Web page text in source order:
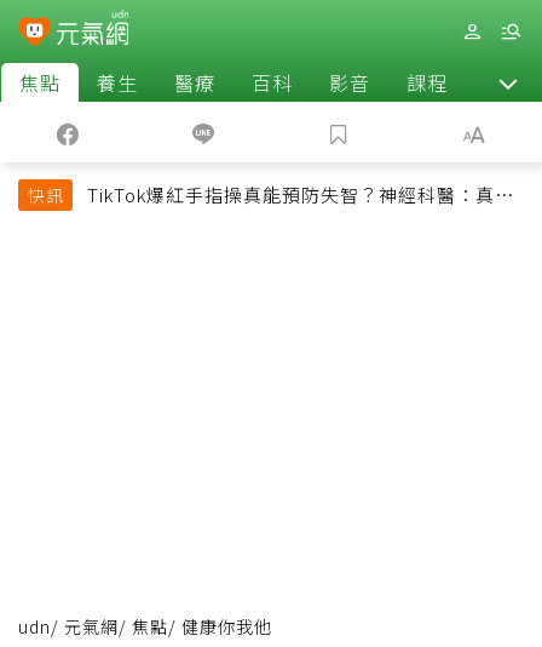
焦點 養生 醫療 百科 影音 課程 退休
快訊
TikTok爆紅手指操真能預防失智？神經科醫：真正
udn/ 元氣網/ 焦點/ 健康你我他